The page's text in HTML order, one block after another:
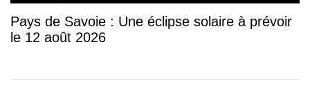
Pays de Savoie : Une éclipse solaire à prévoir
le 12 août 2026